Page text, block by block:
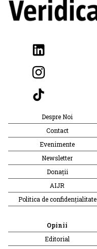
Despre Noi
Contact
Evenimente
Newsletter
Donații
AIJR
Politica de confidențialitate
Opinii
Editorial